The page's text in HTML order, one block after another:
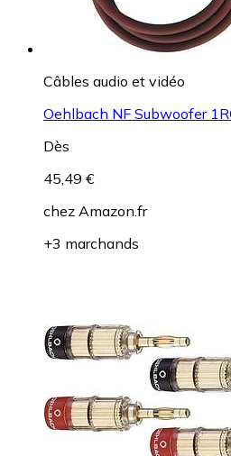
Câbles audio et vidéo
Oehlbach NF Subwoofer
Dès
45,49 €
chez Amazon.fr
+3 marchands